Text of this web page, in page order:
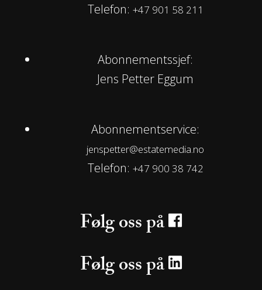
Telefon: +47 901 58 211
Abonnementssjef:
Jens Petter Eggum
Abonnementservice:
jenspetter@estatemedia.no
Telefon: +47 900 38 742
Følg oss på
Følg oss på